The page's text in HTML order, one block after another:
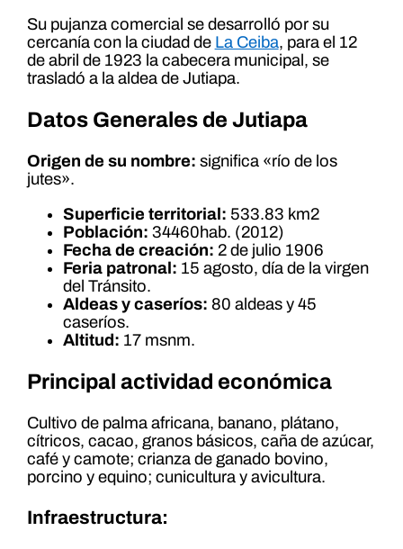
Su pujanza comercial se desarrolló por su
cercanía con la ciudad de La Ceiba, para el 12
de abril de 1923 la cabecera municipal, se
trasladó a la aldea de Jutiapa.
Datos Generales de Jutiapa
Origen de su nombre: significa «río de los
jutes».
Superficie territorial: 533.83 km2
Población: 34460hab. (2012)
Fecha de creación: 2 de julio 1906
Feria patronal: 15 agosto, día de la virgen
del Tránsito.
Aldeas y caseríos: 80 aldeas y 45
caseríos.
Altitud: 17 msnm.
Principal actividad económica
Cultivo de palma africana, banano, plátano,
cítricos, cacao, granos básicos, caña de azúcar,
café y camote; crianza de ganado bovino,
porcino y equino; cunicultura y avicultura.
Infraestructura: